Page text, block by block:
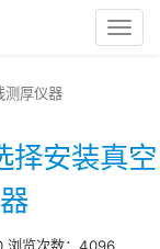
测厚仪器
择安装真空